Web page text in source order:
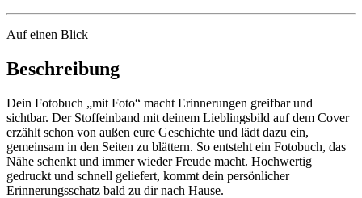
Auf einen Blick
Beschreibung
Dein Fotobuch „mit Foto“ macht Erinnerungen greifbar und
sichtbar. Der Stoffeinband mit deinem Lieblingsbild auf dem Cover
erzählt schon von außen eure Geschichte und lädt dazu ein,
gemeinsam in den Seiten zu blättern. So entsteht ein Fotobuch, das
Nähe schenkt und immer wieder Freude macht. Hochwertig
gedruckt und schnell geliefert, kommt dein persönlicher
Erinnerungsschatz bald zu dir nach Hause.